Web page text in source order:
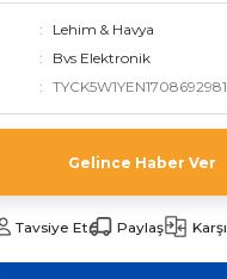
Lehim & Havya
Bvs Elektronik
Gelince Haber Ver
Tavsiye Et Paylaş